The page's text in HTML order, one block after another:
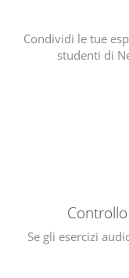
Condividi le tue
studenti di
Se gli esercizi